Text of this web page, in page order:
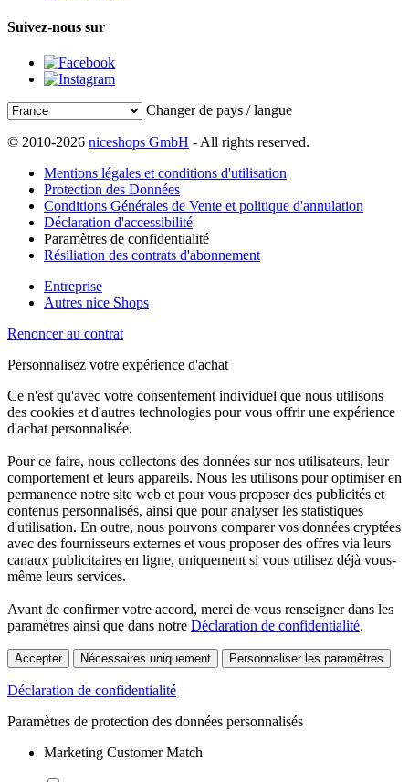
Suivez-nous sur
Changer de pays / langue
© 2010-2026 niceshops GmbH - All rights reserved.
Mentions légales et conditions d'utilisation
Protection des Données
Conditions Générales de Vente et politique d'annulation
Déclaration d'accessibilité
Paramètres de confidentialité
Résiliation des contrats d'abonnement
Entreprise
Autres nice Shops
Renoncer au contrat
Personnalisez votre expérience d'achat
Ce n'est qu'avec votre consentement individuel que nous utilisons
des cookies et d'autres technologies pour vous offrir une expérience
d'achat personnalisée.
Pour ce faire, nous collectons des données sur nos utilisateurs, leur
comportement et leurs appareils. Nous les utilisons pour optimiser en
permanence notre site web et pour vous proposer des publicités et
contenus personnalisés, ainsi que pour analyser les statistiques
d'utilisation. En outre, nous pouvons comparer vos données cryptées
avec des fournisseurs externes et vous proposer des offres via leurs
canaux publicitaires en ligne, uniquement si vous utilisez déjà vous-
même leurs services.
Avant de confirmer votre accord, merci de vous renseigner dans les
paramètres ainsi que dans notre Déclaration de confidentialité.
Accepter Nécessaires uniquement Personnaliser les paramètres
Déclaration de confidentialité
Paramètres de protection des données personnalisés
Marketing Customer Match